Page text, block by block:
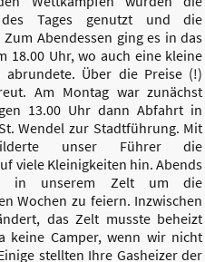
des Tages genutzt und die
Abendessen ging es in das
18.00 Uhr, wo auch eine kleine
abrundete. Über die Preise (!)
Am Montag war zunächst
13.00 Uhr dann Abfahrt in
Wendel zur Stadtführung. Mit
unser Führer die
viele Kleinigkeiten hin. Abends
in unserem Zelt um die
Wochen zu feiern. Inzwischen
das Zelt musste beheizt
keine Camper, wenn wir nicht
stellten Ihre Gasheizer der